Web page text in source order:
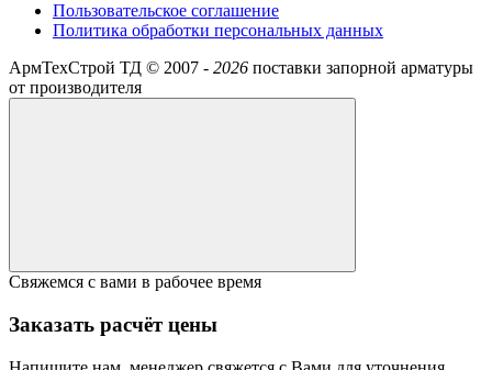
Пользовательское соглашение
Политика обработки персональных данных
АрмТехСтрой ТД © 2007 - 2026 поставки запорной арматуры
от производителя
Свяжемся с вами в рабочее время
Заказать расчёт цены